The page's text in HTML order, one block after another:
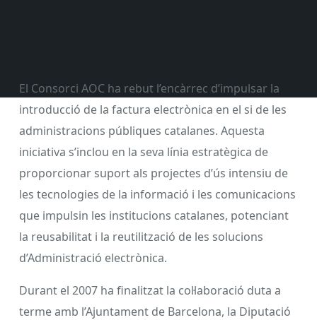
El Consorci AOC ha rebut l’encàrrec d’impulsar la
introducció de la factura electrònica en el si de les
administracions públiques catalanes. Aquesta
iniciativa s’inclou en la seva línia estratègica de
proporcionar suport als projectes d’ús intensiu de
les tecnologies de la informació i les comunicacions
que impulsin les institucions catalanes, potenciant
la reusabilitat i la reutilització de les solucions
d’Administració electrònica.
Durant el 2007 ha finalitzat la col·laboració duta a
terme amb l’Ajuntament de Barcelona, la Diputació